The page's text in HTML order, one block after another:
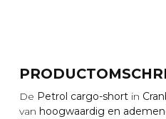
De Petrol cargo-short in
van hoogwaardig en